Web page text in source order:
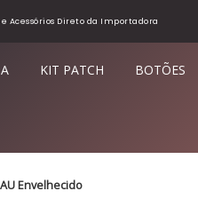
Acessórios Direto da Importadora
KIT PATCH BOTÕES
Envelhecido